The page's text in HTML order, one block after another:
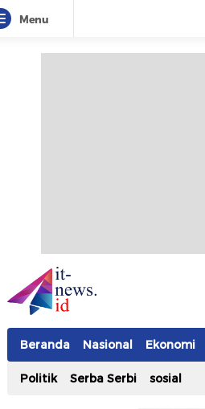
Menu
IT-NEWS
Update Cepat, Cerdas, dan
Beranda Nasional Ekonomi
Politik Serba Serbi sosial